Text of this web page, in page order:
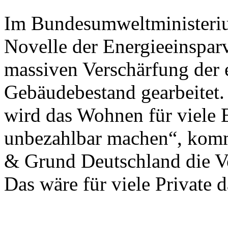
Im
Novelle der
massiven Verschärfung
Gebäudebestand
wird das Wohnen für viele
unbezahlbar machen“,
& Grund Deutschland die
Das wäre für viele Private